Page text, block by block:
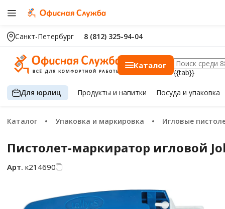
Санкт-Петербург 8 (812) 325-94-04
Каталог
{{tab}}
Для юрлиц Продуктыи напитки Посуда и упаковка
Каталог Упаковка и маркировка Игловые
Пистолет-маркиратор игловой
Арт. к214690